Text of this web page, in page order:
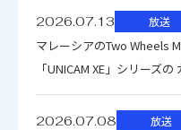
入力信号
外部
HDTV
±6dB
SDTV
2026.07.13 放送
マレーシアのTwo Wheels
「UNICAM XE」シリーズ
2026.07.08 放送